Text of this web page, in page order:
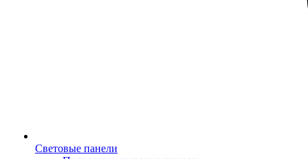
Световые панели